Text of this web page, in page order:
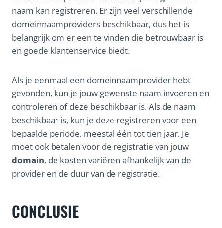
naam kan registreren. Er zijn veel verschillende
domeinnaamproviders beschikbaar, dus het is
belangrijk om er een te vinden die betrouwbaar is
en goede klantenservice biedt.
Als je eenmaal een domeinnaamprovider hebt
gevonden, kun je jouw gewenste naam invoeren en
controleren of deze beschikbaar is. Als de naam
beschikbaar is, kun je deze registreren voor een
bepaalde periode, meestal één tot tien jaar. Je
moet ook betalen voor de registratie van jouw
domain, de kosten variëren afhankelijk van de
provider en de duur van de registratie.
CONCLUSIE